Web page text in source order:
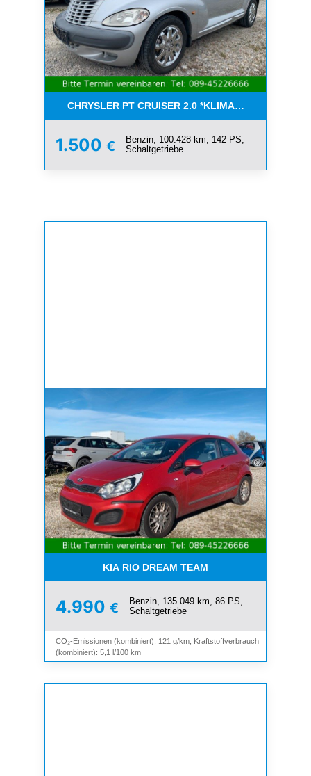
CHRYSLER PT CRUISER 2.0
1.500 €
Benzin, 100.428 km, 142 PS,
Schaltgetriebe
KIA RIO DREAM TEAM
4.990 €
Benzin, 135.049 km, 86 PS,
Schaltgetriebe
CO₂-Emissionen (kombiniert): 121 g/km, Kraftstoffverbrauch
(kombiniert): 5,1 l/100 km